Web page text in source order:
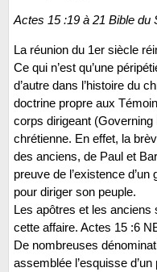
Actes 15 :19 à 21 Bible du
La réunion du 1er siècle
Ce qui n’est qu’une
d’autre dans l’histoire du
doctrine propre aux
corps dirigeant
chrétienne. En effet, la
des anciens, de Paul et
preuve de l’existence
pour diriger son peuple.
Les apôtres et les
cette affaire. Actes 15 :6
De nombreuses
assemblée l’esquisse